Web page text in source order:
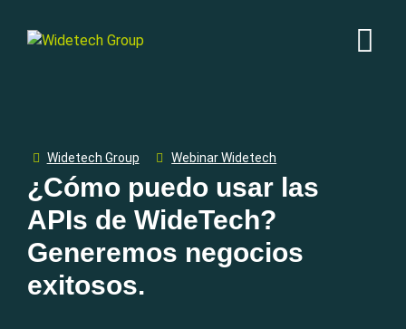
Widetech Group Webinar Widetech
¿Cómo puedo usar las
APIs de WideTech?
Generemos negocios
exitosos.